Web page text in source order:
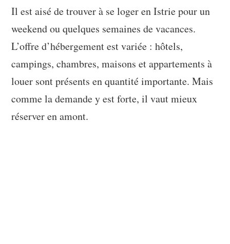
Il est aisé de trouver à se loger en Istrie pour un
weekend ou quelques semaines de vacances.
L’offre d’hébergement est variée : hôtels,
campings, chambres, maisons et appartements à
louer sont présents en quantité importante. Mais
comme la demande y est forte, il vaut mieux
réserver en amont.